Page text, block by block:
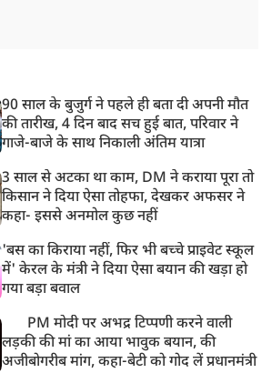
90 साल के बुजुर्ग ने पहले ही बता दी अपनी मौत
की तारीख, 4 दिन बाद सच हुई बात, परिवार ने
गाजे-बाजे के साथ निकाली अंतिम यात्रा
3 साल से अटका था काम, DM ने कराया पूरा तो
किसान ने दिया ऐसा तोहफा, देखकर अफसर ने
कहा- इससे अनमोल कुछ नहीं
'बस का किराया नहीं, फिर भी बच्चे प्राइवेट स्कूल
में' केरल के मंत्री ने दिया ऐसा बयान की खड़ा हो
गया बड़ा बवाल
PM मोदी पर अभद्र टिप्पणी करने वाली
लड़की की मां का आया भावुक बयान, की
अजीबोगरीब मांग, कहा-बेटी को गोद लें प्रधानमंत्री